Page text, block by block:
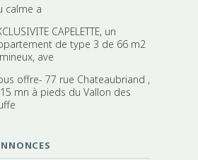
calme a
CAPELETTE, un
de type 3 de 66 m2
ave
offre- 77 rue Chateaubriand ,
mn à pieds du Vallon des